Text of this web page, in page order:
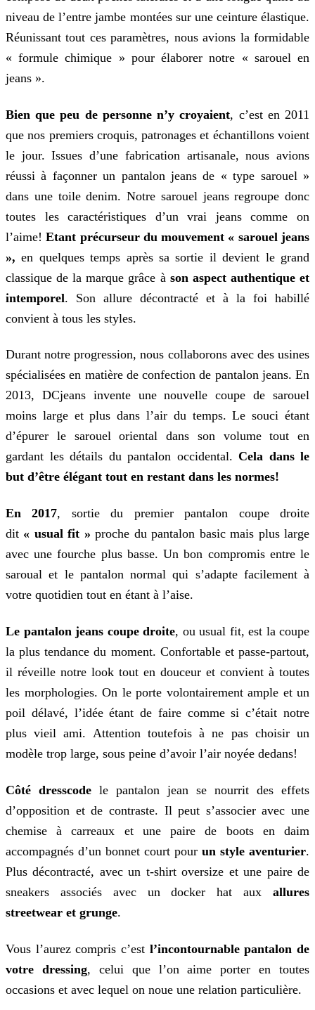
niveau de l’entre jambe montées sur une ceinture élastique.
Réunissant tout ces paramètres, nous avions la formidable
« formule chimique » pour élaborer notre « sarouel en
jeans ».
Bien que peu de personne n’y croyaient, c’est en 2011
que nos premiers croquis, patronages et échantillons voient
le jour. Issues d’une fabrication artisanale, nous avions
réussi à façonner un pantalon jeans de « type sarouel »
dans une toile denim. Notre sarouel jeans regroupe donc
toutes les caractéristiques d’un vrai jeans comme on
l’aime!Etant précurseur du mouvement « sarouel jeans
»,en quelques temps après sa sortie il devient le grand
classique de la marque grâce à son aspect authentique et
intemporel. Son allure décontracté et à la foi habillé
convient à tous les styles.
Durant notre progression, nous collaborons avec des usines
spécialisées en matière de confection de pantalon jeans. En
2013, DCjeans invente une nouvelle coupe de sarouel
moins large et plus dans l’air du temps. Le souci étant
d’épurer le sarouel oriental dans son volume tout en
gardant les détails du pantalon occidental. Cela dans le
but d’être élégant tout en restant dans les normes!
En 2017, sortie du premier pantalon coupe droite
dit « usual fit » proche du pantalon basic mais plus large
avec une fourche plus basse. Un bon compromis entre le
saroual et le pantalon normal qui s’adapte facilement à
votre quotidien tout en étant à l’aise.
Le pantalon jeans coupe droite, ou usual fit, est la coupe
la plus tendance du moment. Confortable et passe-partout,
il réveille notre look tout en douceur et convient à toutes
les morphologies. On le porte volontairement ample et un
poil délavé, l’idée étant de faire comme si c’était notre
plus vieil ami. Attention toutefois à ne pas choisir un
modèle trop large, sous peine d’avoir l’air noyée dedans!
Côté dresscode le pantalon jean se nourrit des effets
d’opposition et de contraste. Il peut s’associer avec une
chemise à carreaux et une paire de boots en daim
accompagnés d’un bonnet court pour un style aventurier.
Plus décontracté, avec un t-shirt oversize et une paire de
sneakers associés avec un docker hat aux allures
streetwear et grunge.
Vous l’aurez compris c’est l’incontournable pantalon de
votre dressing, celui que l’on aime porter en toutes
occasions et avec lequel on noue une relation particulière.